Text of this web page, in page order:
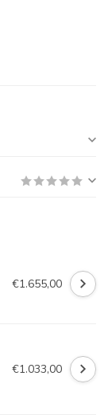
€1.655,00
€1.033,00